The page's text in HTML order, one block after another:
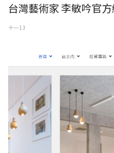
台灣藝術家 李敏吟官
十一 13